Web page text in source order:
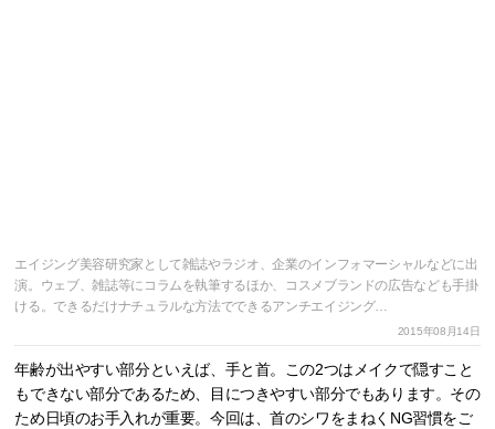
エイジング美容研究家として雑誌やラジオ、企業のインフォマーシャルなどに出
演。ウェブ、雑誌等にコラムを執筆するほか、コスメブランドの広告なども手掛
ける。できるだけナチュラルな方法でできるアンチエイジング…
2015年08月14日
年齢が出やすい部分といえば、手と首。この2つはメイクで隠すこと
もできない部分であるため、目につきやすい部分でもあります。その
ため日頃のお手入れが重要。今回は、首のシワをまねくNG習慣をご